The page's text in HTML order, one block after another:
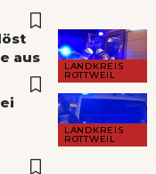
LANDKREIS
ROTTWEIL
aus
LANDKREIS
ROTTWEIL